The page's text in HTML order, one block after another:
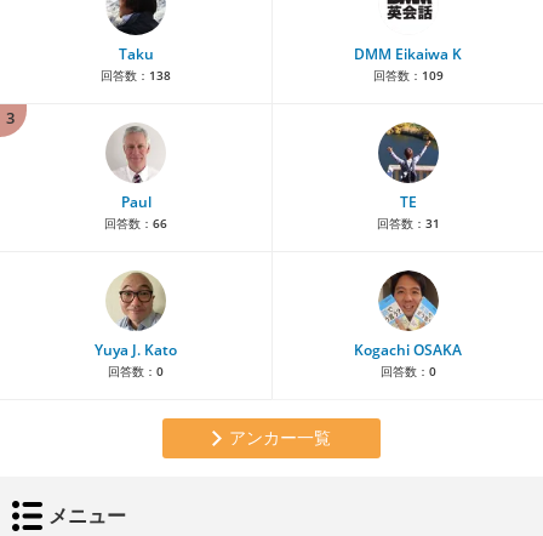
Taku
回答数： 138
DMM Eikaiwa K
回答数： 109
3
Paul
回答数： 66
TE
回答数： 31
Yuya J. Kato
回答数： 0
Kogachi OSAKA
回答数： 0
アンカー一覧
メニュー